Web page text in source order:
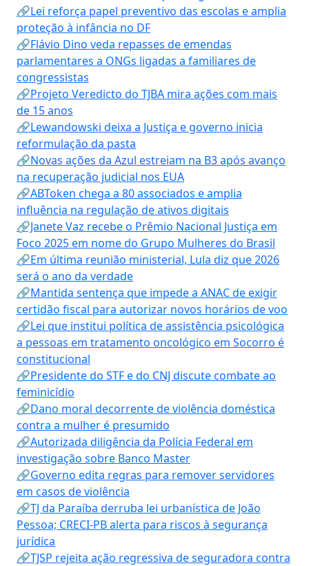
🔗Lei reforça papel preventivo das escolas e amplia
proteção à infância no DF
🔗Flávio Dino veda repasses de emendas
parlamentares a ONGs ligadas a familiares de
congressistas
🔗Projeto Veredicto do TJBA mira ações com mais
de 15 anos
🔗Lewandowski deixa a Justiça e governo inicia
reformulação da pasta
🔗Novas ações da Azul estreiam na B3 após avanço
na recuperação judicial nos EUA
🔗ABToken chega a 80 associados e amplia
influência na regulação de ativos digitais
🔗Janete Vaz recebe o Prêmio Nacional Justiça em
Foco 2025 em nome do Grupo Mulheres do Brasil
🔗Em última reunião ministerial, Lula diz que 2026
será o ano da verdade
🔗Mantida sentença que impede a ANAC de exigir
certidão fiscal para autorizar novos horários de voo
🔗Lei que institui política de assistência psicológica
a pessoas em tratamento oncológico em Socorro é
constitucional
🔗Presidente do STF e do CNJ discute combate ao
feminicídio
🔗Dano moral decorrente de violência doméstica
contra a mulher é presumido
🔗Autorizada diligência da Polícia Federal em
investigação sobre Banco Master
🔗Governo edita regras para remover servidores
em casos de violência
🔗TJ da Paraíba derruba lei urbanística de João
Pessoa; CRECI-PB alerta para riscos à segurança
jurídica
🔗TJSP rejeita ação regressiva de seguradora contra